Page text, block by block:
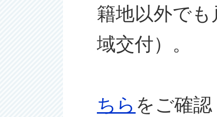
籍地以外で
域交付）。
ちら をご確